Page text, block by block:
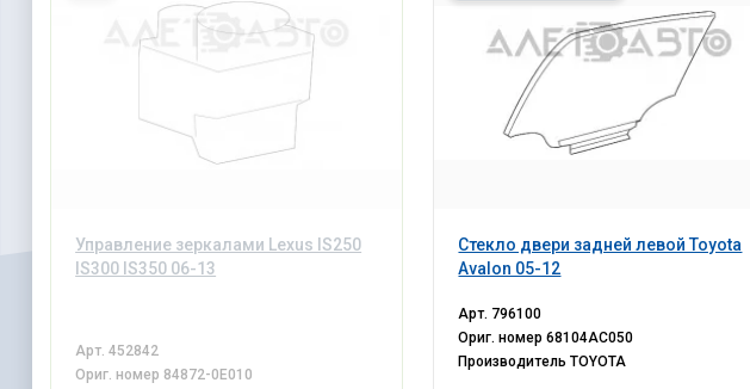
Управление зеркалами Lexus IS250
IS300 IS350 06-13
Арт.452842
Ориг. номер 84872-0E010
Стекло двери задней левой Toyota
Avalon 05-12
Арт. 796100
Ориг. номер68104AC050
ПроизводительTOYOTA